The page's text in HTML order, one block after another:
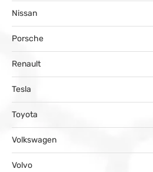
Nissan
Porsche
Renault
Tesla
Toyota
Volkswagen
Volvo